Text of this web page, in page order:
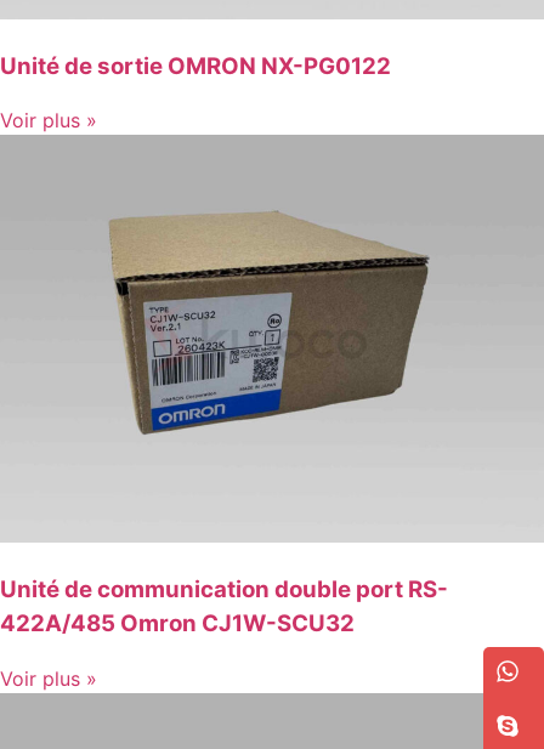
Unité de sortie OMRON NX-PG0122
Voir plus »
Unité de communication double port RS-
422A/485 Omron CJ1W-SCU32
Voir plus »